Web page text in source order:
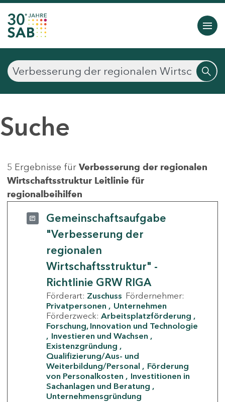
Suche
5 Ergebnisse für Verbesserung der regionalen
Wirtschaftsstruktur Leitlinie für
regionalbeihilfen
Gemeinschaftsaufgabe
"Verbesserung der
regionalen
Wirtschaftsstruktur" -
Richtlinie GRW RIGA
Förderart: Zuschuss Fördernehmer:
Privatpersonen
Unternehmen
Förderzweck: Arbeitsplatzförderung
Forschung, Innovation und Technologie
Investieren und Wachsen
Existenzgründung
Qualifizierung/Aus- und
Weiterbildung/Personal
Förderung
von Personalkosten
Investitionen in
Sachanlagen und Beratung
Unternehmensgründung